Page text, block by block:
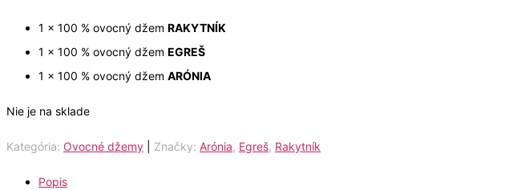
1 x 100 % ovocný džem RAKYTNÍK
1 x 100 % ovocný džem EGREŠ
1 x 100 % ovocný džem ARÓNIA
Nie je na sklade
Kategória: Ovocné džemy Značky: Arónia, Egreš, Rakytník
Popis